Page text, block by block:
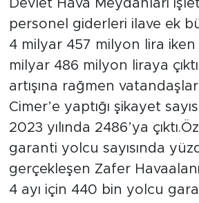
Devlet Hava Meydanları
personel giderleri ilave ek
4 milyar 457 milyon lira iken
milyar 486 milyon liraya
artışına rağmen
Cimer’e yaptığı şikayet
2023 yılında 2486’ya
garanti yolcu sayısında
gerçekleşen Zafer
4 ayı için 440 bin yolcu